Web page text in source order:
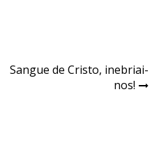
Sangue de Cristo, inebriai-
nos!